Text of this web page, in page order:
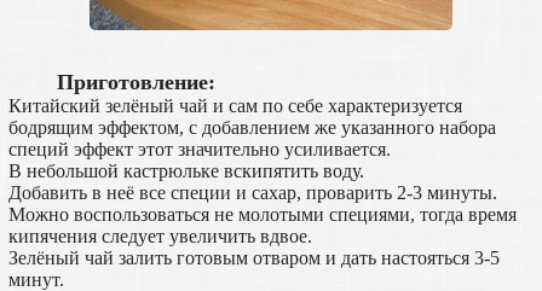
Приготовление:
Китайский зелёный чай и сам по себе характеризуется
бодрящим эффектом, с добавлением же указанного набора
специй эффект этот значительно усиливается.
В небольшой кастрюльке вскипятить воду.
Добавить в неё все специи и сахар, проварить 2-3 минуты.
Можно воспользоваться не молотыми специями, тогда время
кипячения следует увеличить вдвое.
Зелёный чай залить готовым отваром и дать настояться 3-5
минут.